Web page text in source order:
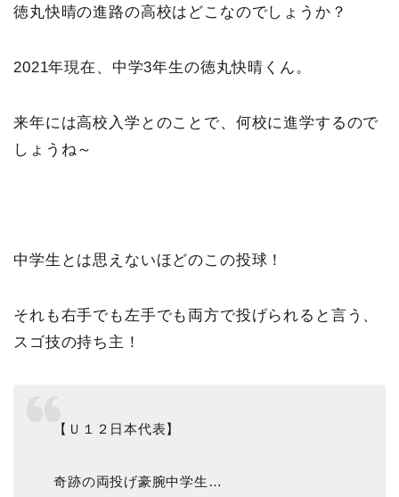
徳丸快晴の進路の高校はどこなのでしょうか？
2021年現在、中学3年生の徳丸快晴くん。
来年には高校入学とのことで、何校に進学するので
しょうね～
中学生とは思えないほどのこの投球！
それも右手でも左手でも両方で投げられると言う、
スゴ技の持ち主！
【Ｕ１２日本代表】
奇跡の両投げ豪腕中学生…